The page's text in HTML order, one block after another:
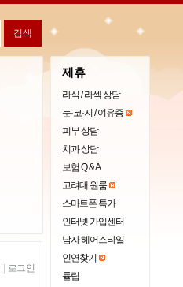
로그인
제휴
라식 / 라섹 상담
눈·코·지 / 여유증
피부 상담
치과 상담
보험 Q & A
고려대 원룸
스마트폰 특가
인터넷 가입센터
남자 헤어스타일
인연찾기
튤립